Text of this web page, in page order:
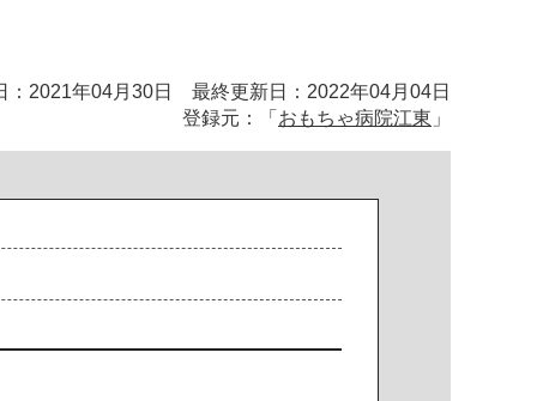
：2021年04月30日 最終更新日：2022年04月04日
登録元：「 おもちゃ病院江東 」